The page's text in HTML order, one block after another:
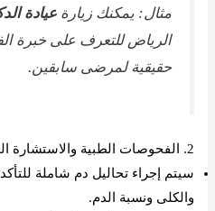
مثال: يمكنك زيارةعيادة
الرياض للتعرف على خبرة
حقيقية لمرضى سابقين.
2. الفحوصات الطبية والاستشارة المبدئية
سيتم إجراء تحاليل دم شاملة
والكلى ونسبة الدم.